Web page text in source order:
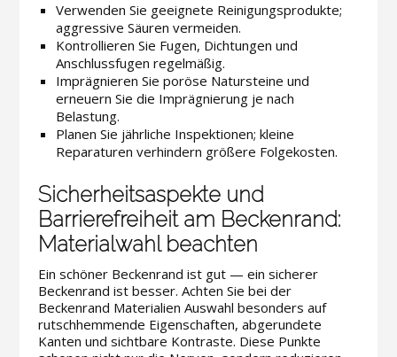
Verwenden Sie geeignete Reinigungsprodukte;
aggressive Säuren vermeiden.
Kontrollieren Sie Fugen, Dichtungen und
Anschlussfugen regelmäßig.
Imprägnieren Sie poröse Natursteine und
erneuern Sie die Imprägnierung je nach
Belastung.
Planen Sie jährliche Inspektionen; kleine
Reparaturen verhindern größere Folgekosten.
Sicherheitsaspekte und
Barrierefreiheit am Beckenrand:
Materialwahl beachten
Ein schöner Beckenrand ist gut — ein sicherer
Beckenrand ist besser. Achten Sie bei der
Beckenrand Materialien Auswahl besonders auf
rutschhemmende Eigenschaften, abgerundete
Kanten und sichtbare Kontraste. Diese Punkte